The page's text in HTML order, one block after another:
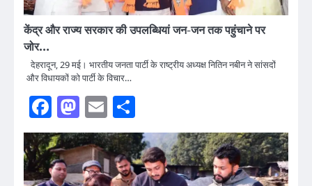
केंद्र और राज्य सरकार की उपलब्धियां जन-जन तक पहुंचाने पर
जोर…
देहरादून, 29 मई। भारतीय जनता पार्टी के राष्ट्रीय अध्यक्ष नितिन नबीन ने सांसदों
और विधायकों को पार्टी के विचार…
Facebook
Mastodon
Email